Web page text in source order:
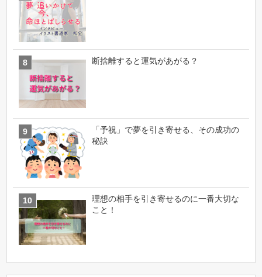
断捨離すると運気があがる？
「予祝」で夢を引き寄せる、その成功の
秘訣
理想の相手を引き寄せるのに一番大切な
こと！